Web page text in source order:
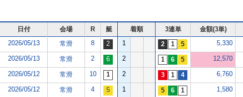
日付 会場 R 艇 着順 3連単 金額(3単)
2026/05/13
常滑 8 1 5,330
2026/05/13 常滑 2 2 12,570
2026/05/12 常滑 10 2 6,760
2026/05/12 常滑 4 1 1,580